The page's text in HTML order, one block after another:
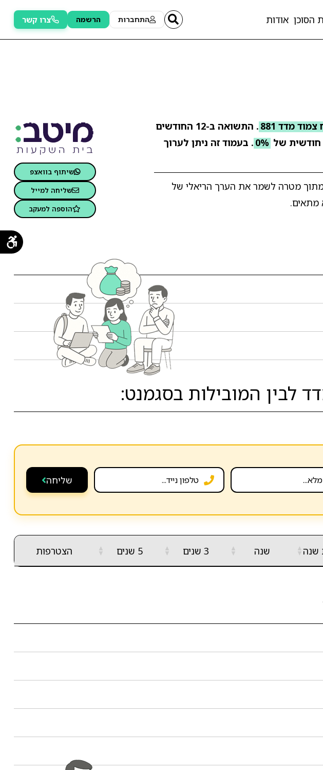
הסוכן אודות התחברות הרשמה צרו קשר
מדד 881
. התשואה ב-12 החודשים
של 0% . בעמוד זה ניתן לערוך
מטרה לשמר את הערך הריאלי של
מתאים.
שיתוף בוואצפ
שליחה למייל
הוספה למעקב
לבין המובילות בסגמנט:
שליחה
שנה▲
▼ שנה ▲
▼ 3 שנים ▲
▼ 5 שנים ▲
▼ הצטרפות